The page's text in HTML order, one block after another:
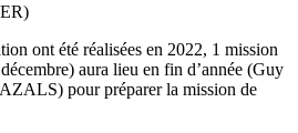
ont été réalisées en 2022, 1 mission
aura lieu en fin d’année (Guy
pour préparer la mission de